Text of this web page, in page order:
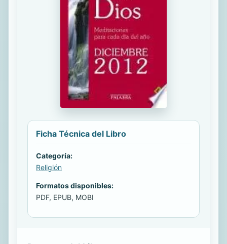
Ficha Técnica del Libro
Categoría:
Religión
Formatos disponibles:
PDF, EPUB, MOBI